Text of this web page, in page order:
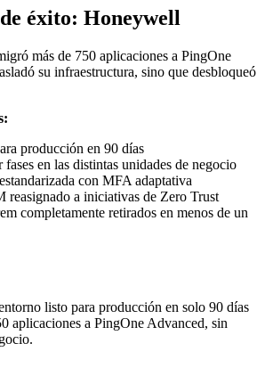
éxito: Honeywell
más de 750 aplicaciones a PingOne
su infraestructura, sino que desbloqueó
producción en 90 días
en las distintas unidades de negocio
con MFA adaptativa
reasignado a iniciativas de Zero Trust
completamente retirados en menos de un
listo para producción en solo 90 días
aplicaciones a PingOne Advanced, sin